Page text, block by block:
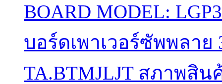
BOARD MODEL:
บอร์ดเพาเวอร์ซัพพลาย
TA.BTMJLJT สภาพสิ